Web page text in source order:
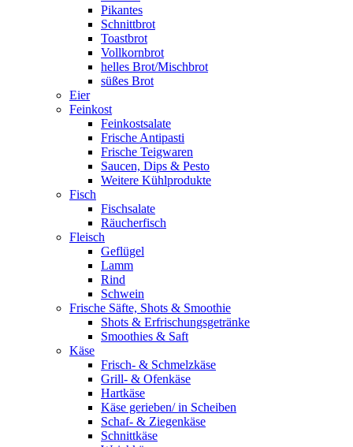
Pikantes
Schnittbrot
Toastbrot
Vollkornbrot
helles Brot/Mischbrot
süßes Brot
Eier
Feinkost
Feinkostsalate
Frische Antipasti
Frische Teigwaren
Saucen, Dips & Pesto
Weitere Kühlprodukte
Fisch
Fischsalate
Räucherfisch
Fleisch
Geflügel
Lamm
Rind
Schwein
Frische Säfte, Shots & Smoothie
Shots & Erfrischungsgetränke
Smoothies & Saft
Käse
Frisch- & Schmelzkäse
Grill- & Ofenkäse
Hartkäse
Käse gerieben/ in Scheiben
Schaf- & Ziegenkäse
Schnittkäse